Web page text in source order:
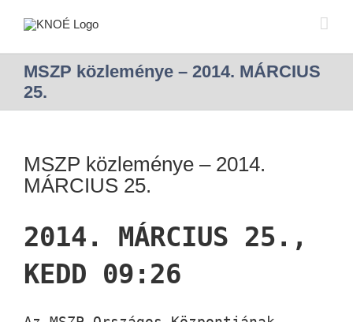
MSZP közleménye – 2014. MÁRCIUS
25.
MSZP közleménye – 2014.
MÁRCIUS 25.
2014. MÁRCIUS 25.,
KEDD 09:26